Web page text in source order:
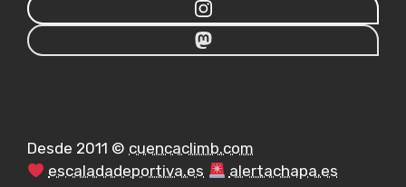
Desde 2011 © cuencaclimb.com
escaladadeportiva.es
alertachapa.es